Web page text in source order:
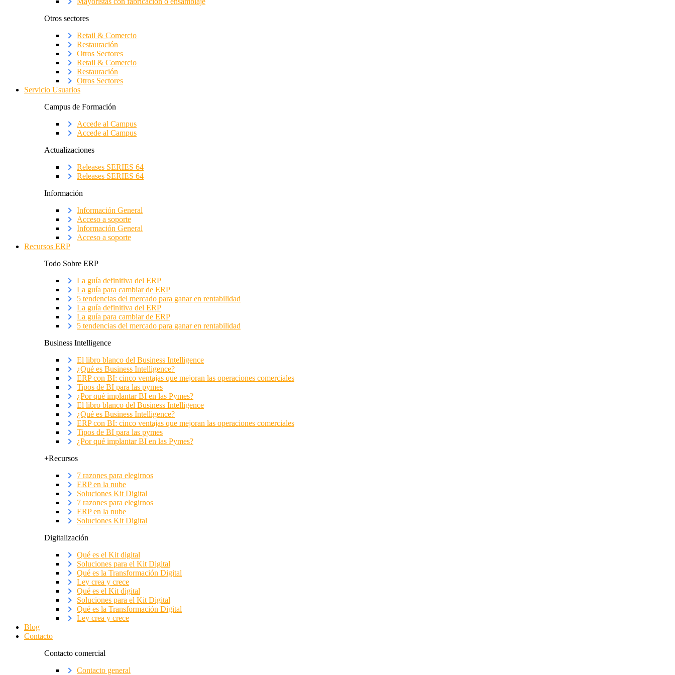
Otros sectores
Retail & Comercio
Restauración
Otros Sectores
Retail & Comercio
Restauración
Otros Sectores
Servicio Usuarios
Campus de Formación
Accede al Campus
Accede al Campus
Actualizaciones
Releases SERIES 64
Releases SERIES 64
Información
Información General
Acceso a soporte
Información General
Acceso a soporte
Recursos ERP
Todo Sobre ERP
La guía definitiva del ERP
La guía para cambiar de ERP
5 tendencias del mercado para ganar en rentabilidad
La guía definitiva del ERP
La guía para cambiar de ERP
5 tendencias del mercado para ganar en rentabilidad
Business Intelligence
El libro blanco del Business Intelligence
¿Qué es Business Intelligence?
ERP con BI: cinco ventajas que mejoran las operaciones comerciales
Tipos de BI para las pymes
¿Por qué implantar BI en las Pymes?
El libro blanco del Business Intelligence
¿Qué es Business Intelligence?
ERP con BI: cinco ventajas que mejoran las operaciones comerciales
Tipos de BI para las pymes
¿Por qué implantar BI en las Pymes?
+Recursos
7 razones para elegirnos
ERP en la nube
Soluciones Kit Digital
7 razones para elegirnos
ERP en la nube
Soluciones Kit Digital
Digitalización
Qué es el Kit digital
Soluciones para el Kit Digital
Qué es la Transformación Digital
Ley crea y crece
Qué es el Kit digital
Soluciones para el Kit Digital
Qué es la Transformación Digital
Ley crea y crece
Blog
Contacto
Contacto comercial
Contacto general